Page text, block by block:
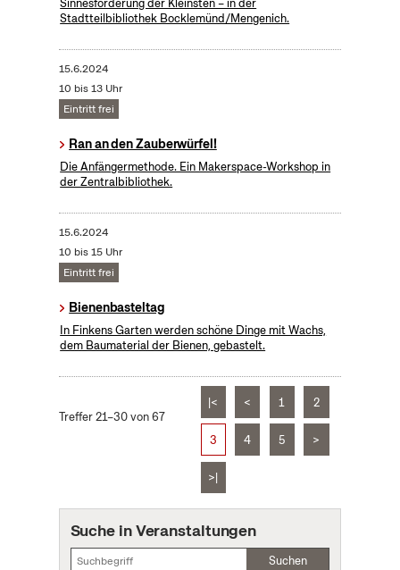
Sinnesförderung der Kleinsten – in der
Stadtteilbibliothek Bocklemünd/Mengenich.
15.6.2024
10 bis 13 Uhr
Eintritt frei
Ran an den Zauberwürfel!
Die Anfängermethode. Ein Makerspace-Workshop in
der Zentralbibliothek.
15.6.2024
10 bis 15 Uhr
Eintritt frei
Bienenbasteltag
In Finkens Garten werden schöne Dinge mit Wachs,
dem Baumaterial der Bienen, gebastelt.
Treffer 21–30 von 67
|< < 1 2
3 4 5 >
>|
Suche in Veranstaltungen
Suchen